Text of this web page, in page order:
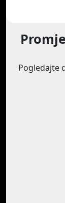
Pogledajte